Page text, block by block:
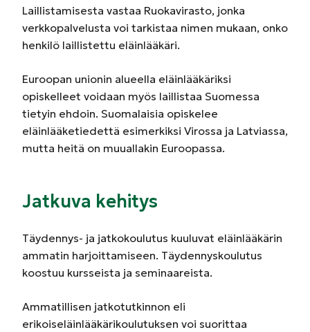
Laillistamisesta vastaa Ruokavirasto, jonka
verkkopalvelusta voi tarkistaa nimen mukaan, onko
henkilö laillistettu eläinlääkäri.
Euroopan unionin alueella eläinlääkäriksi
opiskelleet voidaan myös laillistaa Suomessa
tietyin ehdoin. Suomalaisia opiskelee
eläinlääketiedettä esimerkiksi Virossa ja Latviassa,
mutta heitä on muuallakin Euroopassa.
Jatkuva kehitys
Täydennys- ja jatkokoulutus kuuluvat eläinlääkärin
ammatin harjoittamiseen. Täydennyskoulutus
koostuu kursseista ja seminaareista.
Ammatillisen jatkotutkinnon eli
erikoiseläinlääkärikoulutuksen voi suorittaa